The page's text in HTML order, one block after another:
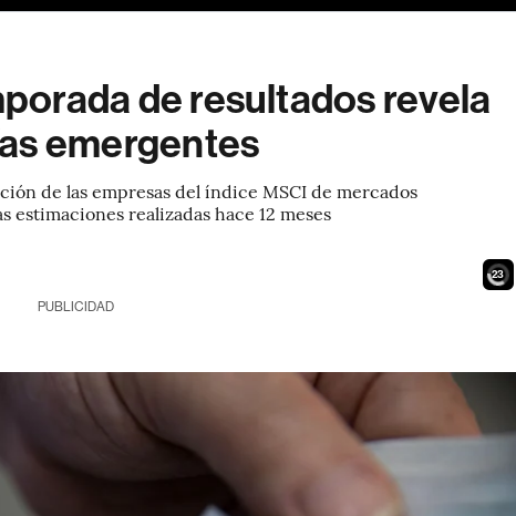
de resultados revela
emergentes
de las empresas del índice MSCI de mercados
estimaciones realizadas hace 12 meses
21
PUBLICIDAD